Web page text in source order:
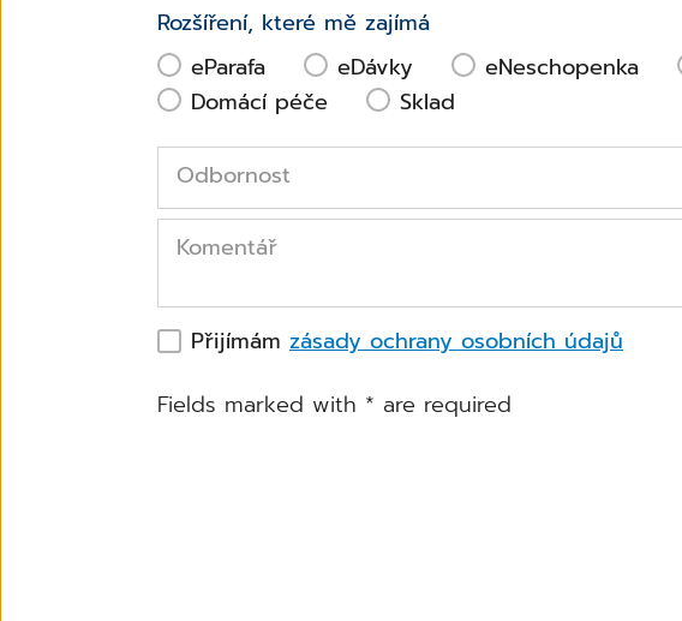
Rozšíření, které mě zajímá
eParafa
eDávky eNeschopenka
Domácí péče
Sklad
Odbornost
Komentář
Přijímám zásady ochrany osobních údajů
Fields marked with * are required